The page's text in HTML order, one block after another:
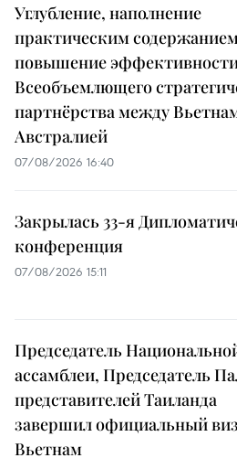
Углубление, наполнение
практическим
повышение
Всеобъемлющего
партнёрства между
Австралией
07/08/2026 16:40
Закрылась 33-я
конференция
07/08/2026 15:11
Председатель
ассамблеи, Председатель
представителей Таиланда
завершил официальный
Вьетнам